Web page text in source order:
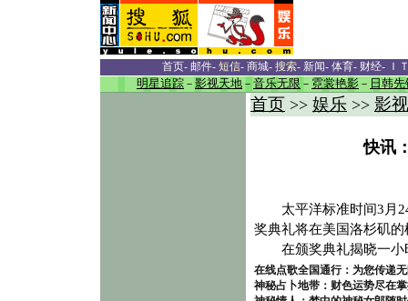
首页- 邮件- 短信- 商城- 搜索- 新闻- 体育- 财经- Ｉ
明星追踪 － 影视天地 － 音乐无限 － 霓裳艳影 － 日韩先
首页 >> 娱乐 >> 影
快讯
太平洋标准时间3月24
奖典礼将在美国洛杉矶
在颁奖典礼揭晓一小
在线点歌全国通行：为您传递
神秘占卜地带：财色运势尽在